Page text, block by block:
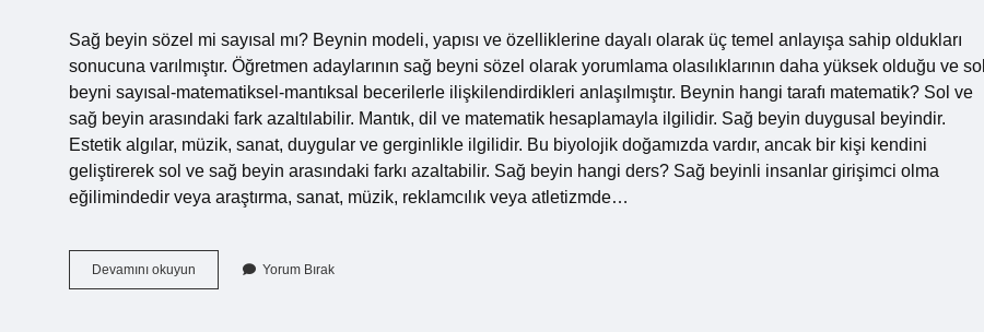
Sağ beyin sözel mi sayısal mı? Beynin modeli, yapısı ve özelliklerine dayalı olarak üç temel anlayışa sahip oldukları
sonucuna varılmıştır. Öğretmen adaylarının sağ beyni sözel olarak yorumlama olasılıklarının daha yüksek olduğu ve sol
beyni sayısal-matematiksel-mantıksal becerilerle ilişkilendirdikleri anlaşılmıştır. Beynin hangi tarafı matematik? Sol ve
sağ beyin arasındaki fark azaltılabilir. Mantık, dil ve matematik hesaplamayla ilgilidir. Sağ beyin duygusal beyindir.
Estetik algılar, müzik, sanat, duygular ve gerginlikle ilgilidir. Bu biyolojik doğamızda vardır, ancak bir kişi kendini
geliştirerek sol ve sağ beyin arasındaki farkı azaltabilir. Sağ beyin hangi ders? Sağ beyinli insanlar girişimci olma
eğilimindedir veya araştırma, sanat, müzik, reklamcılık veya atletizmde…
Devamını okuyun
Sağ
Yorum Bırak